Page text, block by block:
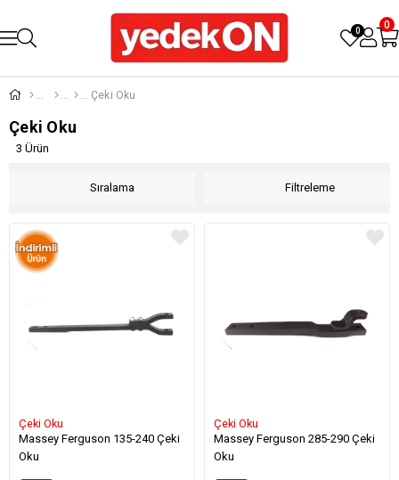
0 0
Çeki Oku
Çeki Oku
Filtreleme
Sıralama
3 Ürün
Çeki Oku
Massey Ferguson 135-240 Çeki
Oku
Çeki Oku
Massey Ferguson 285-290 Çeki
Oku